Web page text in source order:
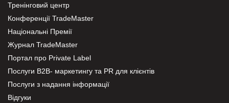
Тренінговий центр
Конференції TradeMaster
Національні Премії
Журнал TradeMaster
Портал про Private Label
Послуги В2В- маркетингу та PR для клієнтів
Послуги з надання інформації
Відгуки